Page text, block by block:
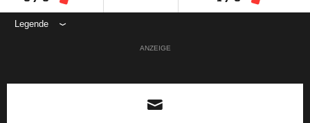
Legende
ANZEIGE